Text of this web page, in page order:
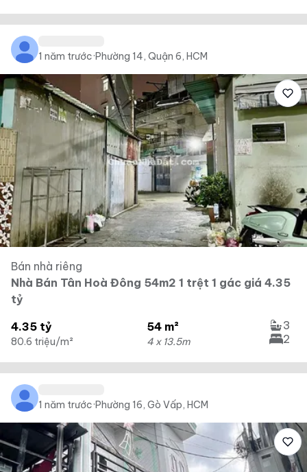
1 năm trước·Phường 14, Quận 6, HCM
Bán nhà riêng
Nhà Bán Tân Hoà Đông 54m2 1 trệt 1 gác giá 4.35
tỷ
4.35 tỷ
80.6 triệu/m²
54 m²
4 x 13.5m
3
2
1 năm trước·Phường 16, Gò Vấp, HCM